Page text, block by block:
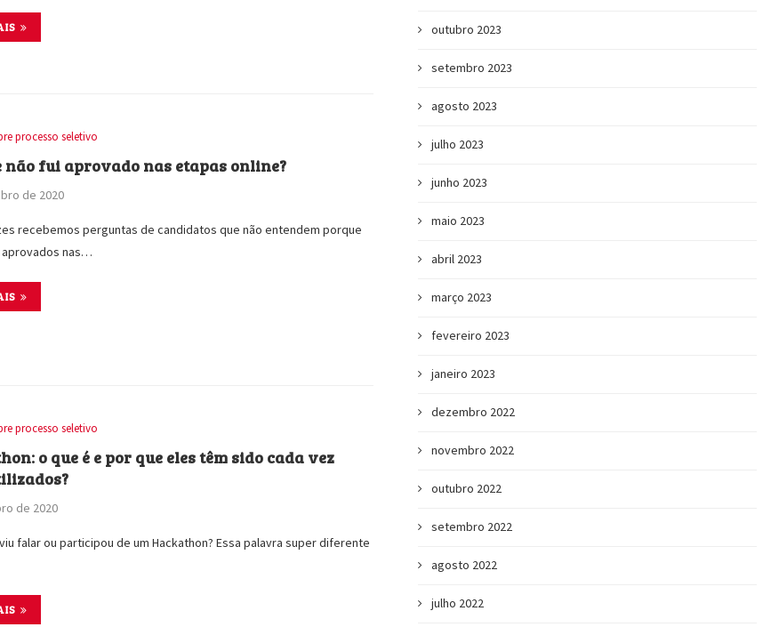
processo seletivo
não fui aprovado nas etapas online?
de 2020
recebemos perguntas de candidatos que não entendem porque
aprovados nas…
processo seletivo
o que é e por que eles têm sido cada vez
de 2020
falar ou participou de um Hackathon? Essa palavra super diferente
outubro 2023
setembro 2023
agosto 2023
julho 2023
junho 2023
maio 2023
abril 2023
março 2023
fevereiro 2023
janeiro 2023
dezembro 2022
novembro 2022
outubro 2022
setembro 2022
agosto 2022
julho 2022